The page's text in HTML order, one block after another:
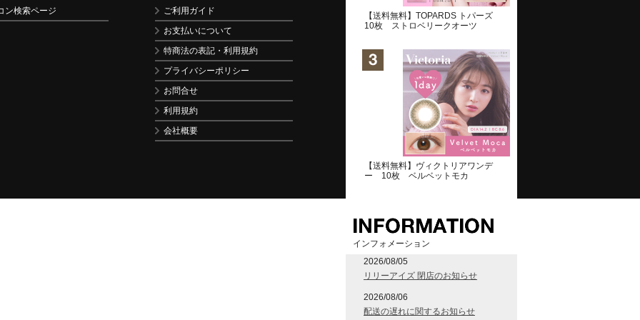
【送料無料】TOPARDS トパーズ
10枚 ストロベリークオーツ
【送料無料】ヴィクトリアワンデ
ー 10枚 ベルベットモカ
インフォメーション
2026/08/05
リリーアイズ 閉店のお知らせ
2026/08/06
配送の遅れに関するお知らせ
ン検索ページ
ご利用ガイド
お支払いについて
特商法の表記・利用規約
プライバシーポリシー
お問合せ
利用規約
会社概要